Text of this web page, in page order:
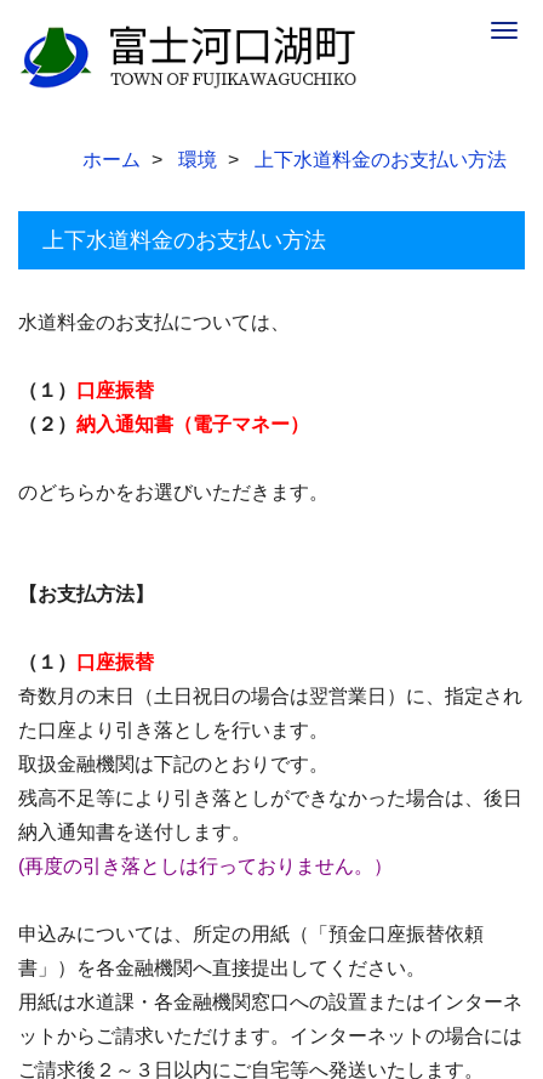
ホーム 環境 上下水道料金のお支払い方法
上下水道料金のお支払い方法
水道料金のお支払については、
（１）
口座振替
（２） 納入通知書（電子マネー）
のどちらかをお選びいただきます。
【お支払方法】
（１）
口座振替
奇数月の末日（土日祝日の場合は翌営業日）に、指定され
た口座より引き落としを行います。
取扱金融機関は下記のとおりです。
残高不足等により引き落としができなかった場合は、後日
納入通知書を送付します。
(再度の引き落としは行っておりません。）
申込みについては、所定の用紙（「預金口座振替依頼
書」）を各金融機関へ直接提出してください。
用紙は水道課・各金融機関窓口への設置またはインターネ
ットからご請求いただけます。インターネットの場合には
ご請求後２～３日以内にご自宅等へ発送いたします。